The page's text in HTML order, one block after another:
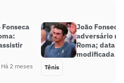
Há 2 meses
João
adversário
Roma; data
modificada
Tênis